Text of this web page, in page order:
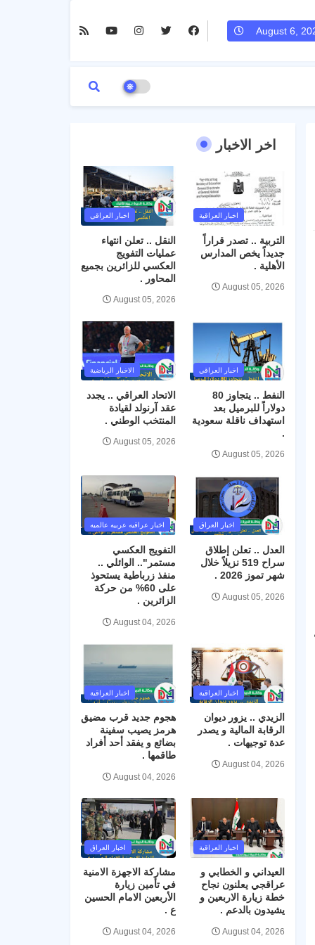
August 6,
اخر الاخبار
اخبار العراقية
التربية .. تصدر قراراً
جديداً يخص المدارس
الأهلية .
August 05, 2026
اخبار العراقي
النقل .. تعلن انتهاء
عمليات التفويج
العكسي للزائرين بجميع
المحاور .
August 05, 2026
اخبار العراقي
النفط .. يتجاوز 80
دولاراً للبرميل بعد
استهداف ناقلة سعودية
.
August 05, 2026
الاخبار الرياضية
الاتحاد العراقي .. يجدد
عقد آرنولد لقيادة
المنتخب الوطني .
August 05, 2026
اخبار العراق
العدل .. تعلن إطلاق
سراح 519 نزيلاً خلال
شهر تموز 2026 .
August 05, 2026
اخبار عراقيه عربيه عالميه
التفويج العكسي
مستمر".. الوائلي ..
منفذ زرباطية يستحوذ
على 60% من حركة
الزائرين .
August 04, 2026
اخبار العراقية
الزيدي .. يزور ديوان
الرقابة المالية و يصدر
عدة توجيهات .
August 04, 2026
اخبار العراقية
هجوم جديد قرب مضيق
هرمز يصيب سفينة
بضائع و يفقد أحد أفراد
طاقمها .
August 04, 2026
اخبار العراقية
العيداني و الخطابي و
عراقجي يعلنون نجاح
خطة زيارة الاربعين و
يشيدون بالدعم .
August 04, 2026
اخبار العراق
مشاركة الاجهزة الامنية
في تأمين زيارة
الأربعين الامام الحسين
ع .
August 04, 2026